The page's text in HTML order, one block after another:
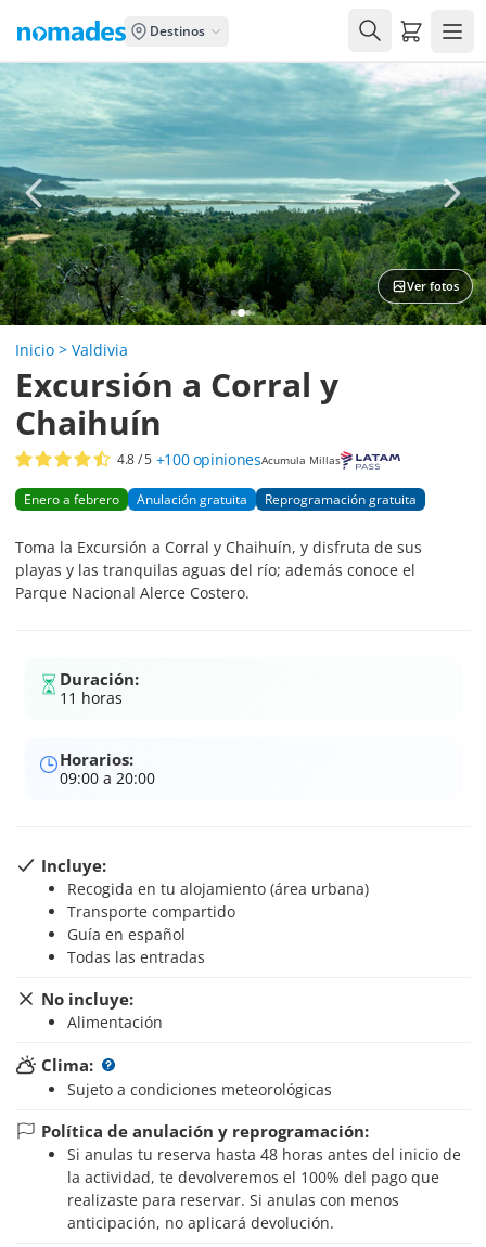
Destinos Carrito
Ver fotos
Inicio > Valdivia
Excursión a Corral y
Chaihuín
4.8/ 5 +100 opinionesAcumula Millas
Enero a febrero Anulación gratuita Reprogramación gratuita
Toma la Excursión a Corral y Chaihuín, y disfruta de sus
playas y las tranquilas aguas del río; además conoce el
Parque Nacional Alerce Costero.
Duración:
11 horas
Horarios:
09:00 a 20:00
Incluye:
Recogida en tu alojamiento (área urbana)
Transporte compartido
Guía en español
Todas las entradas
No incluye:
Alimentación
Clima:
Sujeto a condiciones meteorológicas
Política de anulación y reprogramación:
Si anulas tu reserva hasta 48 horas antes del inicio de
la actividad, te devolveremos el 100% del pago que
realizaste para reservar. Si anulas con menos
anticipación, no aplicará devolución.